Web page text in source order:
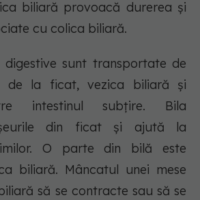
biliară provoacă durerea și
cu colica biliară.
digestive sunt transportate de
de la ficat, vezica biliară și
intestinul subțire. Bila
din ficat și ajută la
O parte din bilă este
biliară. Mâncatul unei mese
să se contracte sau să se